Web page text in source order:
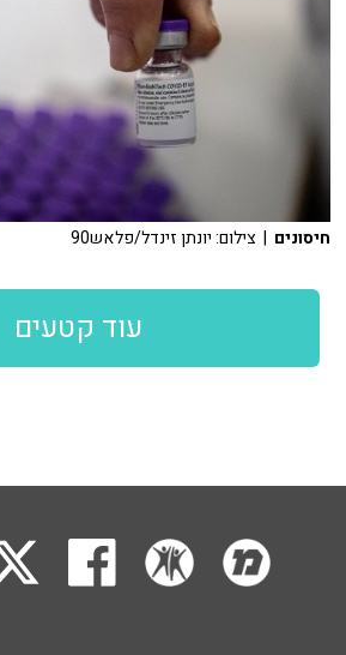
חיסונים | צילום: יונתן זינדל/פלאש90
עוד קטעים